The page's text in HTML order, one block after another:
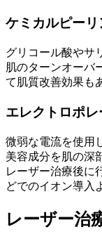
ケミカルピーリ
グリコール酸やサ
肌のターンオーバ
て肌質改善効果も
エレクトロポレ
微弱な電流を使用
美容成分を肌の深
レーザー治療後に
どでのイオン導入
レーザー治